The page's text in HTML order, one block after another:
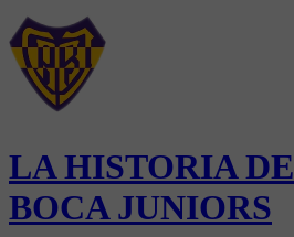
LA HISTORIA DE
BOCA JUNIORS